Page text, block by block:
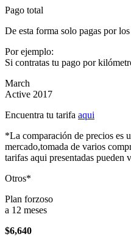
Pago total
De esta forma solo pagas por
Por ejemplo:
Si contratas tu pago por
March
Active 2017
Encuentra tu tarifa aqui
*La comparación de precios es
mercado,tomada de varios
tarifas aqui presentadas pueden
Otros*
Plan forzoso
a 12 meses
$6,640